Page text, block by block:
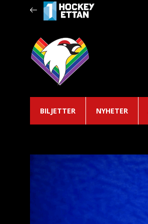
BILJETTER NYHETER